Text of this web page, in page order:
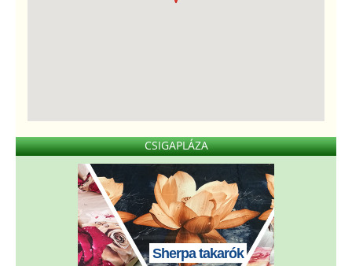
CSIGAPLÁZA
Sherpa takarók